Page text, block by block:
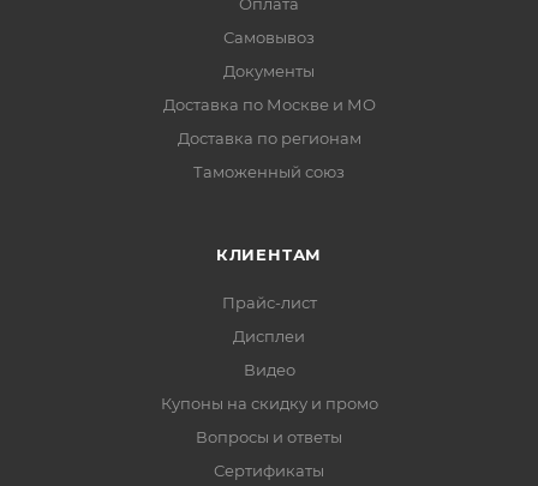
Самовывоз
Документы
Доставка по Москве и МО
Доставка по регионам
Таможенный союз
КЛИЕНТАМ
Прайс-лист
Дисплеи
Видео
Купоны на скидку и промо
Вопросы и ответы
Сертификаты